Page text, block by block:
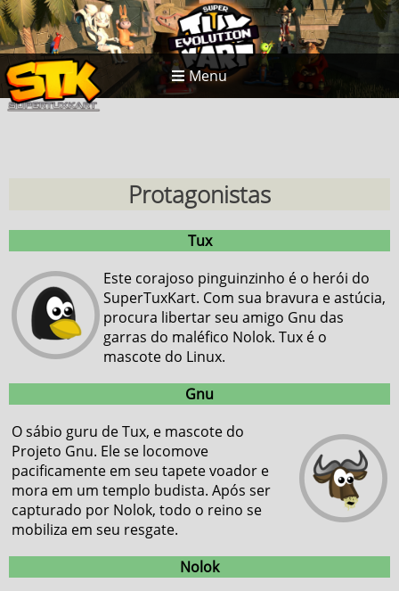
Menu
Protagonistas
Tux
Este corajoso pinguinzinho é o herói do
SuperTuxKart. Com sua bravura e astúcia,
procura libertar seu amigo Gnu das
garras do maléfico Nolok. Tux é o
mascote do Linux.
Gnu
O sábio guru de Tux, e mascote do
Projeto Gnu. Ele se locomove
pacificamente em seu tapete voador e
mora em um templo budista. Após ser
capturado por Nolok, todo o reino se
mobiliza em seu resgate.
Nolok